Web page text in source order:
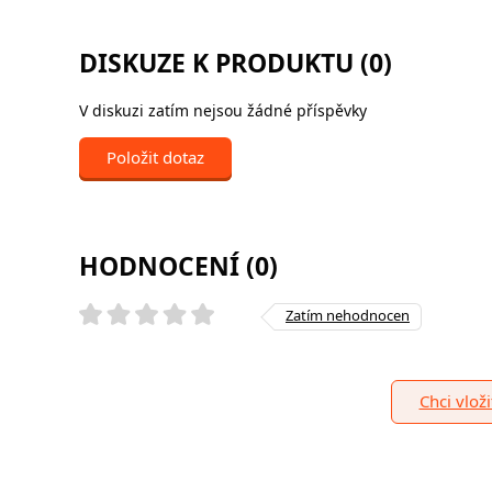
DISKUZE K PRODUKTU (0)
V diskuzi zatím nejsou žádné příspěvky
Položit dotaz
HODNOCENÍ (0)
Zatím nehodnocen
Chci